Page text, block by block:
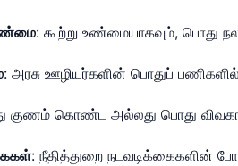
: கூற்று உண்மையாகவும், பொது
: அரசு ஊழியர்களின் பொதுப்
குணம் கொண்ட அல்லது பொது
: நீதித்துறை நடவடிக்கைகளின்